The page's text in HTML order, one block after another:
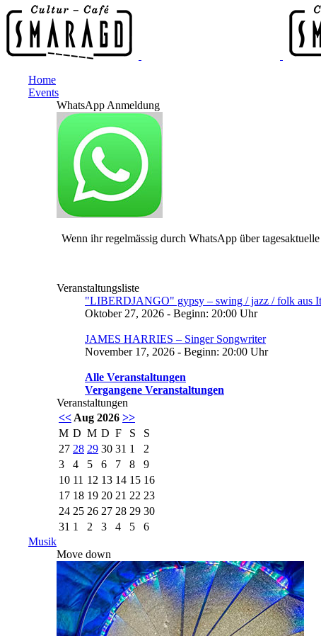
Home
Events
WhatsApp Anmeldung
Wenn ihr regelmässig durch WhatsApp über
Veranstaltungsliste
"LIBERDJANGO" gypsy – swing / jazz / folk aus
Oktober 27, 2026 - Beginn: 20:00 Uhr
JAMES HARRIES – Singer Songwriter
November 17, 2026 - Beginn: 20:00 Uhr
Alle Veranstaltungen
Vergangene Veranstaltungen
Veranstaltungen
<< Aug 2026 >>
M D M D F S
S
27 28 29 30 31 1
2
3
4 5 6 7 8
9
10 11 12 13 14 15 16
17 18 19 20 21 22 23
24 25 26 27 28 29 30
31 1 2 3 4 5
6
Musik
Move down